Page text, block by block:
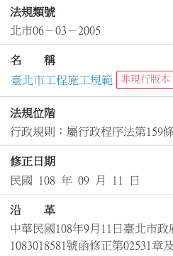
法規類號
北市06－03－2005
名 稱
臺北市工程施工規範
非現行版本
法規位階
行政規則：屬行政程序法第159
修正日期
民國 108 年 09 月 11 日
沿 革
中華民國108年9月11日臺北市
1083018581號函修正第02531章